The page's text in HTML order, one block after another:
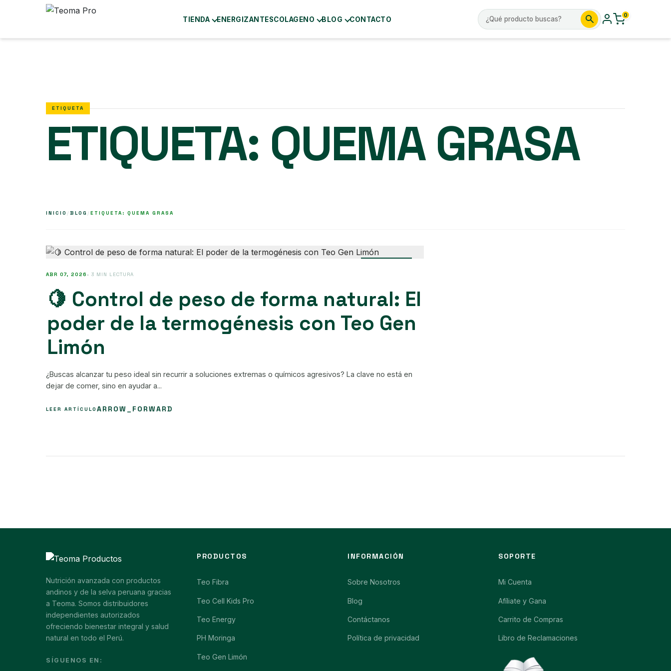
TIENDA ENERGIZANTESCOLAGENO BLOG CONTACTO
Buscar
por:
0
ETIQUETA
ETIQUETA: QUEMA GRASA
INICIO /BLOG /ETIQUETA: QUEMA GRASA
ABR 07, 2026 • 3 MIN LECTURA
🍋 Control de peso de forma natural: El
poder de la termogénesis con Teo Gen
Limón
¿Buscas alcanzar tu peso ideal sin recurrir a soluciones extremas o químicos agresivos? La clave no está en
dejar de comer, sino en ayudar a...
LEER ARTÍCULO ARROW_FORWARD
Nutrición avanzada con productos
andinos y de la selva peruana gracias
a Teoma. Somos distribuidores
independientes autorizados
ofreciendo bienestar integral y salud
natural en todo el Perú.
SÍGUENOS EN:
PRODUCTOS
Teo Fibra
Teo Cell Kids Pro
Teo Energy
PH Moringa
Teo Gen Limón
INFORMACIÓN
Sobre Nosotros
Blog
Contáctanos
Política de privacidad
SOPORTE
Mi Cuenta
Afíliate y Gana
Carrito de Compras
Libro de Reclamaciones